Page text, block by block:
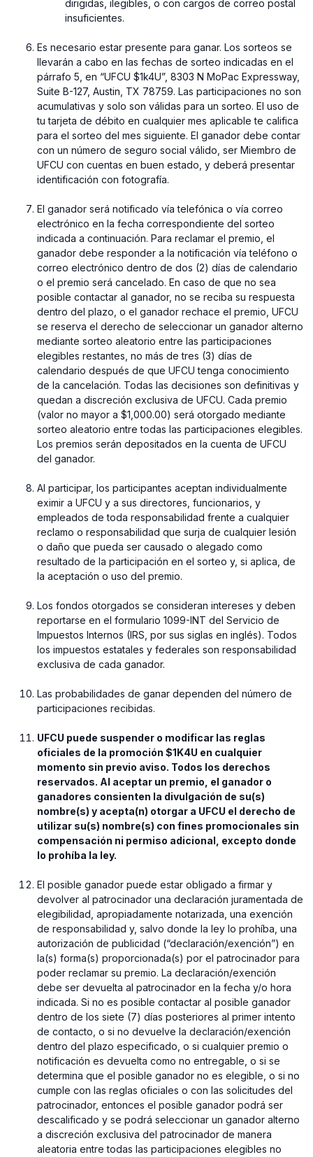
dirigidas, ilegibles, o con cargos de correo postal
insuficientes.
Es necesario estar presente para ganar. Los sorteos se
llevarán a cabo en las fechas de sorteo indicadas en el
párrafo 5, en “UFCU $1k4U”, 8303 N MoPac Expressway,
Suite B-127, Austin, TX 78759. Las participaciones no son
acumulativas y solo son válidas para un sorteo. El uso de
tu tarjeta de débito en cualquier mes aplicable te califica
para el sorteo del mes siguiente. El ganador debe contar
con un número de seguro social válido, ser Miembro de
UFCU con cuentas en buen estado, y deberá presentar
identificación con fotografía.
El ganador será notificado vía telefónica o vía correo
electrónico en la fecha correspondiente del sorteo
indicada a continuación. Para reclamar el premio, el
ganador debe responder a la notificación vía teléfono o
correo electrónico dentro de dos (2) días de calendario
o el premio será cancelado. En caso de que no sea
posible contactar al ganador, no se reciba su respuesta
dentro del plazo, o el ganador rechace el premio, UFCU
se reserva el derecho de seleccionar un ganador alterno
mediante sorteo aleatorio entre las participaciones
elegibles restantes, no más de tres (3) días de
calendario después de que UFCU tenga conocimiento
de la cancelación. Todas las decisiones son definitivas y
quedan a discreción exclusiva de UFCU. Cada premio
(valor no mayor a $1,000.00) será otorgado mediante
sorteo aleatorio entre todas las participaciones elegibles.
Los premios serán depositados en la cuenta de UFCU
del ganador.
Al participar, los participantes aceptan individualmente
eximir a UFCU y a sus directores, funcionarios, y
empleados de toda responsabilidad frente a cualquier
reclamo o responsabilidad que surja de cualquier lesión
o daño que pueda ser causado o alegado como
resultado de la participación en el sorteo y, si aplica, de
la aceptación o uso del premio.
⁠Los fondos otorgados se consideran intereses y deben
reportarse en el formulario 1099-INT del Servicio de
Impuestos Internos (IRS, por sus siglas en inglés). Todos
los impuestos estatales y federales son responsabilidad
exclusiva de cada ganador.
⁠Las probabilidades de ganar dependen del número de
participaciones recibidas.
UFCU puede suspender o modificar las reglas
oficiales de la promoción $1K4U en cualquier
momento sin previo aviso. Todos los derechos
reservados. Al aceptar un premio, el ganador o
ganadores consienten la divulgación de su(s)
nombre(s) y acepta(n) otorgar a UFCU el derecho de
utilizar su(s) nombre(s) con fines promocionales sin
compensación ni permiso adicional, excepto donde
lo prohíba la ley.
⁠El posible ganador puede estar obligado a firmar y
devolver al patrocinador una declaración juramentada de
elegibilidad, apropiadamente notarizada, una exención
de responsabilidad y, salvo donde la ley lo prohíba, una
autorización de publicidad (“declaración/exención”) en
la(s) forma(s) proporcionada(s) por el patrocinador para
poder reclamar su premio. La declaración/exención
debe ser devuelta al patrocinador en la fecha y/o hora
indicada. Si no es posible contactar al posible ganador
dentro de los siete (7) días posteriores al primer intento
de contacto, o si no devuelve la declaración/exención
dentro del plazo especificado, o si cualquier premio o
notificación es devuelta como no entregable, o si se
determina que el posible ganador no es elegible, o si no
cumple con las reglas oficiales o con las solicitudes del
patrocinador, entonces el posible ganador podrá ser
descalificado y se podrá seleccionar un ganador alterno
a discreción exclusiva del patrocinador de manera
aleatoria entre todas las participaciones elegibles no